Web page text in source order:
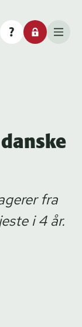
fra
i 4 år.